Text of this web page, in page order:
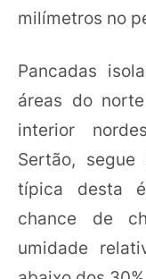
milímetros no
Pancadas
áreas do
interior
Sertão,
típica desta
chance de
umidade